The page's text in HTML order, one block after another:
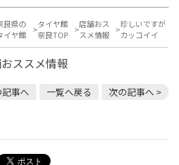
良県の
イヤ館
タイヤ館
奈良TOP
店舗おス
スメ情報
珍しいですが
カッコイイ
ススメ情報
事へ 一覧へ戻る 次の記事へ >